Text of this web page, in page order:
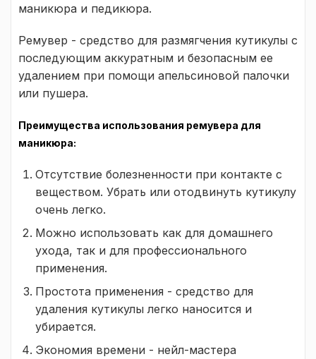
маникюра и педикюра.
Ремувер - средство для размягчения кутикулы с
последующим аккуратным и безопасным ее
удалением при помощи апельсиновой палочки
или пушера.
Преимущества использования ремувера для
маникюра:
Отсутствие болезненности при контакте с
веществом. Убрать или отодвинуть кутикулу
очень легко.
Можно использовать как для домашнего
ухода, так и для профессионального
применения.
Простота применения - средство для
удаления кутикулы легко наносится и
убирается.
Экономия времени - нейл-мастера